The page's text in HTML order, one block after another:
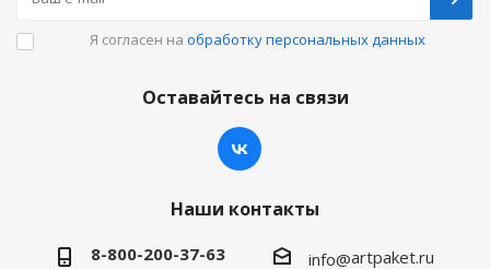
Я согласен на обработку персональных данных
Оставайтесь на связи
Наши контакты
8-800-200-37-63 info@artpaket.ru